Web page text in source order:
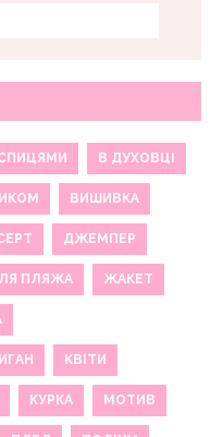
В ДУХОВЦІ
ВИШИВКА
ДЖЕМПЕР
ПЛЯЖА ЖАКЕТ
КВІТИ
КУРКА МОТИВ